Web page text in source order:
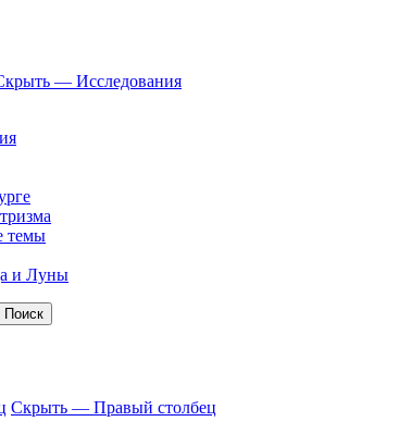
— Исследования
темы
и Луны
Скрыть — Правый столбец